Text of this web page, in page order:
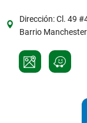
Dirección: Cl. 49
Barrio